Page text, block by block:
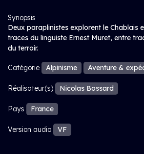
Synopsis
Deux paraplinistes explorent le Chablais
traces du linguiste Ernest Muret, entre
du terroir.
Catégorie Alpinisme Aventure &
Réalisateur(s) Nicolas Bossard
Pays France
Version audio VF